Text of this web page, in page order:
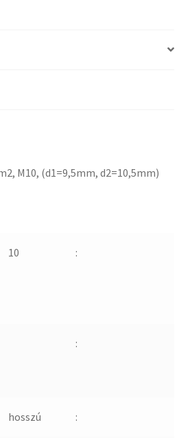
M10, (d1=9,5mm, d2=10,5mm)
10 :
:
hosszú :